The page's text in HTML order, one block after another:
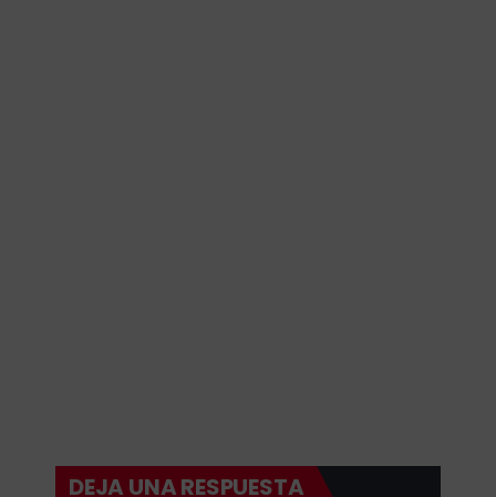
DEJA UNA RESPUESTA